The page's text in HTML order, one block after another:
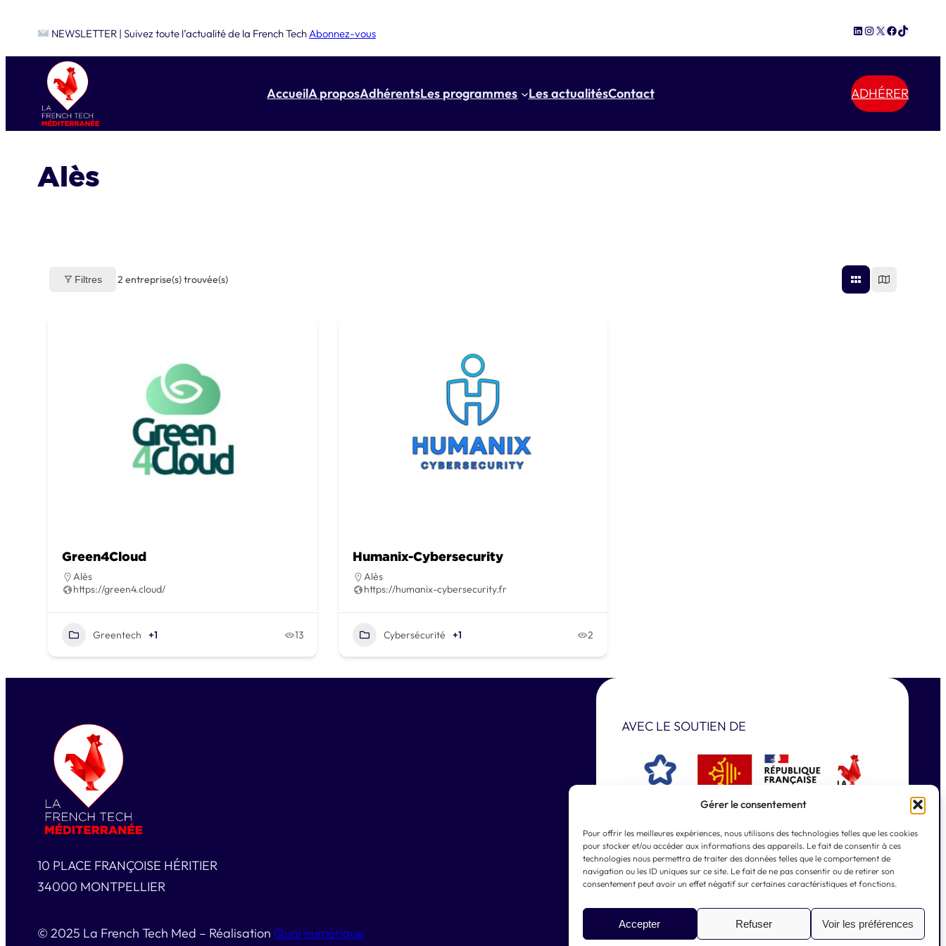
Gérer le consentement
Pour offrir les meilleures expériences, nous utilisons des technologies telles que les cookies
pour stocker et/ou accéder aux informations des appareils. Le fait de consentir à ces
technologies nous permettra de traiter des données telles que le comportement de
navigation ou les ID uniques sur ce site. Le fait de ne pas consentir ou de retirer son
consentement peut avoir un effet négatif sur certaines caractéristiques et fonctions.
Accepter Refuser Voir les préférences
NEWSLETTER | Suivez toute l’actualité de la French TechAbonnez-vous LinkedIn Instagram X Facebook TikTok
AccueilA proposAdhérentsLes programmes Les actualitésContact ADHÉRER
Alès
Filtres 2 entreprise(s) trouvée(s)
Green4Cloud
Alès
https://green4.cloud/
Greentech +1 13
Humanix-Cybersecurity
Alès
https://humanix-cybersecurity.fr
Cybersécurité +1 2
10 PLACE FRANÇOISE HÉRITIER
34000 MONTPELLIER
AVEC LE SOUTIEN DE
© 2025 La French Tech Med – Réalisation Quai numérique